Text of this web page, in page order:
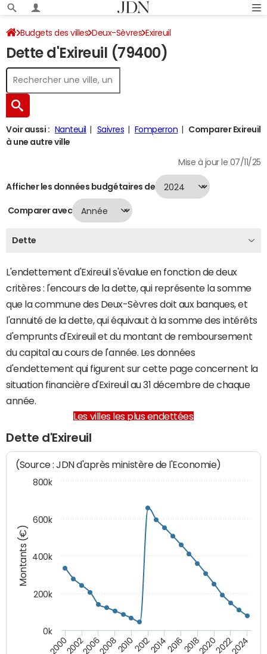
Budgets des villes Deux-Sèvres Exireuil
Dette au 31/12/2024
Dette d'Exireuil (79400)
Voir aussi : Nanteuil Saivres Fomperron
Comparer Exireuil
à une autre ville
Mise à jour le 07/11/25
Afficher les données budgétaires de
Comparer avec
Dette
L'endettement d'Exireuil s'évalue en fonction de deux
critères : l'encours de la dette, qui représente la somme
que la commune des Deux-Sèvres doit aux banques, et
l'annuité de la dette, qui équivaut à la somme des intérêts
d'emprunts d'Exireuil et du montant de remboursement
du capital au cours de l'année. Les données
d'endettement qui figurent sur cette page concernent la
situation financière d'Exireuil au 31 décembre de chaque
année.
Les villes les plus endettées
Dette d'Exireuil
Montants (€)
(Source : JDN d'après ministère de l'Economie)
200020022006200820102012201420162018202020222024
0k
200k
400k
600k
800k